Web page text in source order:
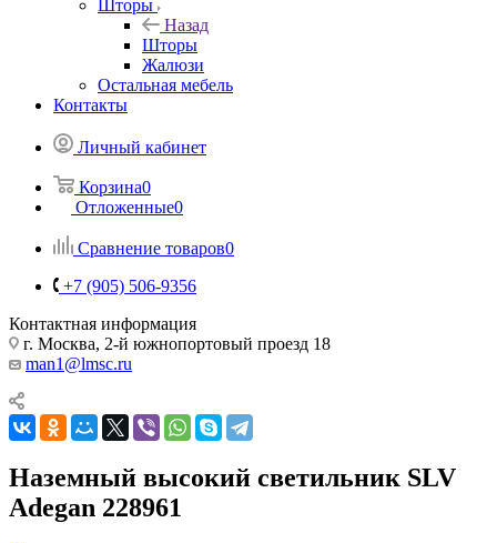
Шторы
Назад
Шторы
Жалюзи
Остальная мебель
Контакты
Личный кабинет
Корзина0
Отложенные0
Сравнение товаров0
+7 (905) 506-9356
Контактная информация
г. Москва, 2-й южнопортовый проезд 18
man1@lmsc.ru
Наземный высокий светильник SLV
Adegan 228961